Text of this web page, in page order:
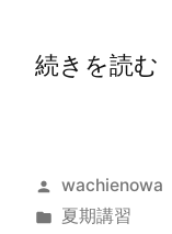
続きを読む
wachienowa
夏期講習